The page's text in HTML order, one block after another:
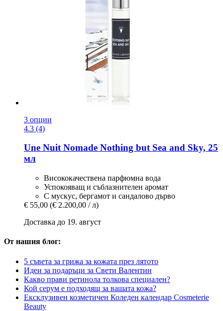
3 опции
4.3 (4)
Une Nuit Nomade Nothing but Sea and Sky, 25
мл
Висококачествена парфюмна вода
Успокояващ и съблазнителен аромат
С мускус, бергамот и сандалово дърво
€ 55,00 (€ 2.200,00 / л)
Доставка до 19. август
От нашия блог:
5 съвета за грижа за кожата през лятото
Идеи за подаръци за Свети Валентин
Какво прави ретинола толкова специален?
Кой серум е подходящ за вашата кожа?
Ексклузивен козметичен Коледен календар Cosmeterie
Beauty